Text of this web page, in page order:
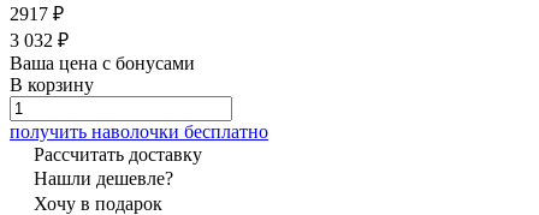
2917 ₽
3 032 ₽
Ваша цена с бонусами
В корзину
получить наволочки бесплатно
Рассчитать доставку
Нашли дешевле?
Хочу в подарок